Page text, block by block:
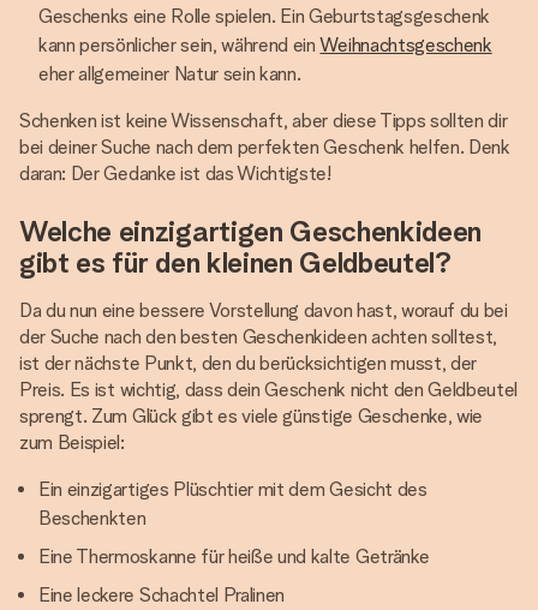
Geschenks eine Rolle spielen. Ein Geburtstagsgeschenk
kann persönlicher sein, während einWeihnachtsgeschenk
eher allgemeiner Natur sein kann.
Schenken ist keine Wissenschaft, aber diese Tipps sollten dir
bei deiner Suche nach dem perfekten Geschenk helfen. Denk
daran: Der Gedanke ist das Wichtigste!
Welche einzigartigen Geschenkideen
gibt es für den kleinen Geldbeutel?
Da du nun eine bessere Vorstellung davon hast, worauf du bei
der Suche nach den besten Geschenkideen achten solltest,
ist der nächste Punkt, den du berücksichtigen musst, der
Preis. Es ist wichtig, dass dein Geschenk nicht den Geldbeutel
sprengt. Zum Glück gibt es viele günstige Geschenke, wie
zum Beispiel:
Ein einzigartiges Plüschtier mit dem Gesicht des
Beschenkten
Eine Thermoskanne für heiße und kalte Getränke
Eine leckere Schachtel Pralinen